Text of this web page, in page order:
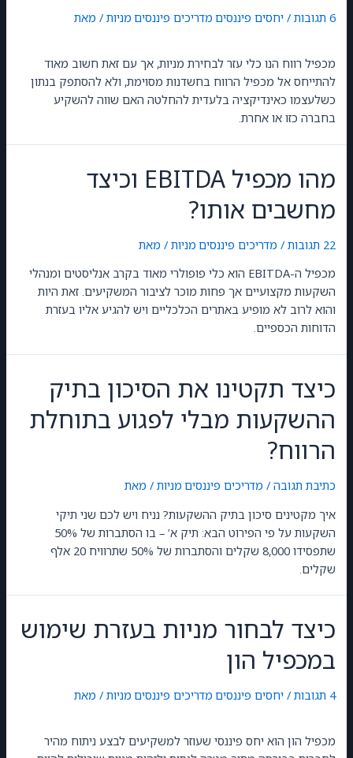
6 תגובות / יחסים פיננסים מדריכים פיננסים מניות / מאת
מכפיל רווח הנו כלי עזר לבחירת מניות, אך עם זאת חשוב מאוד
להתייחס אל מכפיל הרווח בחשדנות מסוימת, ולא להסתפק בנתון
כשלעצמו כאינדיקציה בלעדית להחלטה האם שווה להשקיע
בחברה כזו או אחרת.
מהו מכפיל EBITDA וכיצד
מחשבים אותו?
22 תגובות / מדריכים פיננסים מניות / מאת
מכפיל ה-EBITDA הוא כלי פופולרי מאוד בקרב אנליסטים ומנהלי
השקעות מקצועיים אך פחות מוכר לציבור המשקיעים. זאת היות
והוא לרוב לא מופיע באתרים הכלכליים ויש להגיע אליו בעזרת
הדוחות הכספיים.
כיצד תקטינו את הסיכון בתיק
ההשקעות מבלי לפגוע בתוחלת
הרווח?
כתיבת תגובה / מדריכים פיננסים מניות / מאת
איך מקטינים סיכון בתיק ההשקעות? נניח ויש לכם שני תיקי
השקעות על פי הפירוט הבא: תיק א’ – בו הסתברות של 50%
שתפסידו 8,000 שקלים והסתברות של 50% שתרוויח 20 אלף
שקלים.
כיצד לבחור מניות בעזרת שימוש
במכפיל הון
4 תגובות / יחסים פיננסים מדריכים פיננסים מניות / מאת
מכפיל הון הוא יחס פיננסי שעוזר למשקיעים לבצע ניתוח מהיר